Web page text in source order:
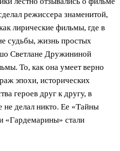
режиссера знаменитой,
лирические фильмы, где в
судьбы, жизнь простых
Светлане Дружининой
То, как она умеет верно
эпохи, исторических
героев друг к другу, в
делал никто. Ее «Тайны
«Гардемарины» стали